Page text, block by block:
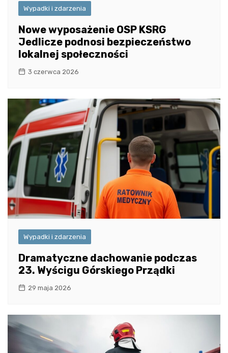
Wypadki i zdarzenia
Nowe wyposażenie OSP KSRG
Jedlicze podnosi bezpieczeństwo
lokalnej społeczności
3 czerwca 2026
Wypadki i zdarzenia
Dramatyczne dachowanie podczas
23. Wyścigu Górskiego Prządki
29 maja 2026